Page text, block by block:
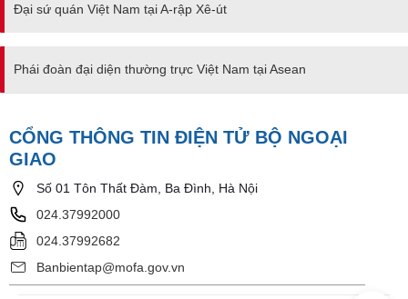
Đại sứ quán Việt Nam tại A-rập Xê-út
Phái đoàn đại diện thường trực Việt Nam tại Asean
CỔNG THÔNG TIN ĐIỆN TỬ BỘ NGOẠI
GIAO
Số 01 Tôn Thất Đàm, Ba Đình, Hà Nội
024.37992000
024.37992682
Banbientap@mofa.gov.vn